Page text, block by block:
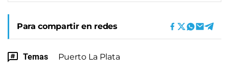
Para compartir en redes
Temas Puerto La Plata